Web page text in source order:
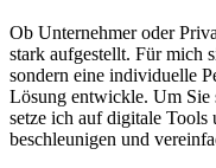
Ob Unternehmer oder
stark aufgestellt. Für mich
sondern eine individuelle
Lösung entwickle. Um Sie
setze ich auf digitale Tools
beschleunigen und